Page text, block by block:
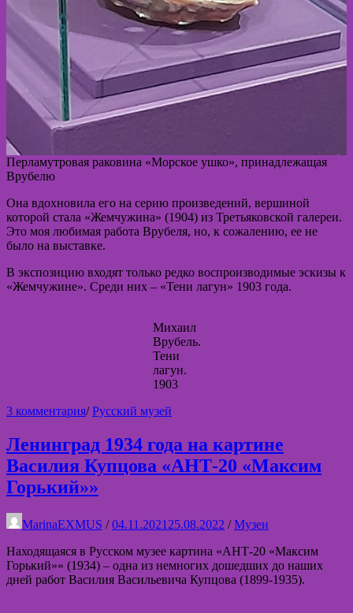
Перламутровая раковина «Морское ушко», принадлежащая
Врубелю
Она вдохновила его на серию произведений, вершиной
которой стала «Жемчужина» (1904) из Третьяковской галереи.
Это моя любимая работа Врубеля, но, к сожалению, ее не
было на выставке.
В экспозицию входят только редко воспроизводимые эскизы к
«Жемчужине». Среди них – «Тени лагун» 1903 года.
Михаил
Врубель.
Тени
лагун.
1903
3 комментарияк
Выставка
произведений
Михаила
в
музее
/ Русский музей
Ленинград 1934 года на картине
Василия Купцова «АНТ-20 «Максим
Горький»»
MarinaEXMUS / 04.11.202125.08.2022 / Музеи
Находящаяся в Русском музее картина «АНТ-20 «Максим
Горький»» (1934) – одна из немногих дошедших до наших
дней работ Василия Васильевича Купцова (1899-1935).